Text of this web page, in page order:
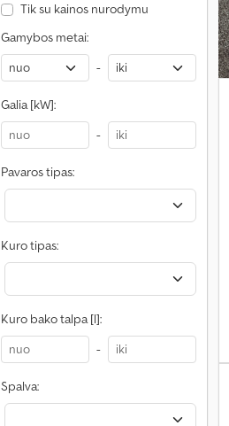
Tik su kainos nurodymu
Gamybos metai:
-
Galia [kW]:
-
Pavaros tipas:
Kuro tipas:
Kuro bako talpa [l]:
-
Spalva: